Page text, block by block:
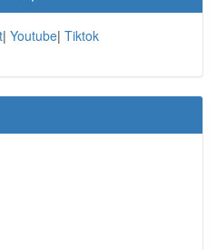
| Youtube| Tiktok